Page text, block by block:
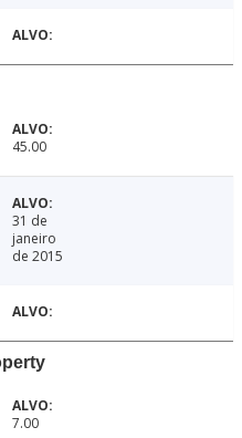
45.00
31 de
janeiro
de 2015
7.00